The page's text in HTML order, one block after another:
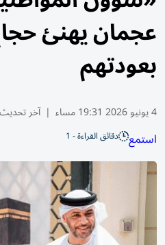
عجمان يهنئ
بعودتهم
4 يونيو 2026 19:31 مساء | آخر
استمع دقائق القراءة - 1